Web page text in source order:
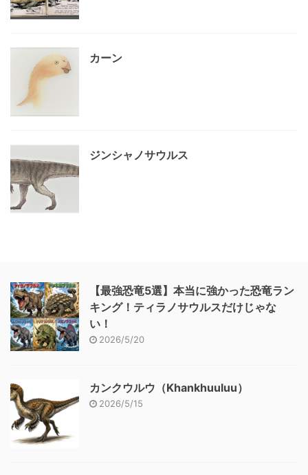
カーン
ジンシャノサウルス
【最強恐竜5選】本当に強かった恐竜ラン
キング！ティラノサウルスだけじゃな
い！
2026/5/20
カンクウルウ（Khankhuuluu）
2026/5/15